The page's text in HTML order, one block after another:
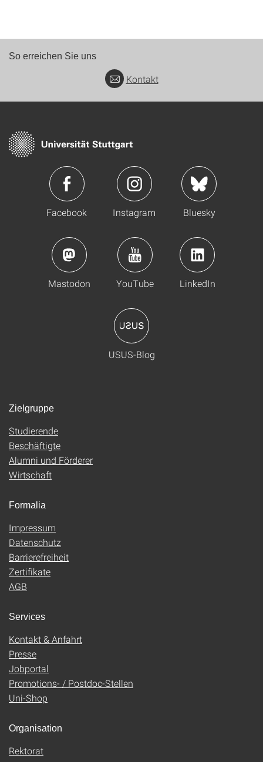
So erreichen Sie uns
Kontakt
Facebook Instagram Bluesky
Mastodon YouTube LinkedIn
USUS-Blog
Zielgruppe
Studierende
Beschäftigte
Alumni und Förderer
Wirtschaft
Formalia
Impressum
Datenschutz
Barrierefreiheit
Zertifikate
AGB
Services
Kontakt & Anfahrt
Presse
Jobportal
Promotions- / Postdoc-Stellen
Uni-Shop
Organisation
Rektorat